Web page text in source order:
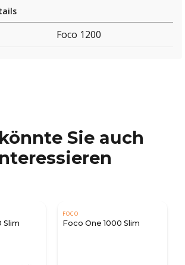
Foco 1200
Sie auch
Slim
FOCO
Foco Two 1000